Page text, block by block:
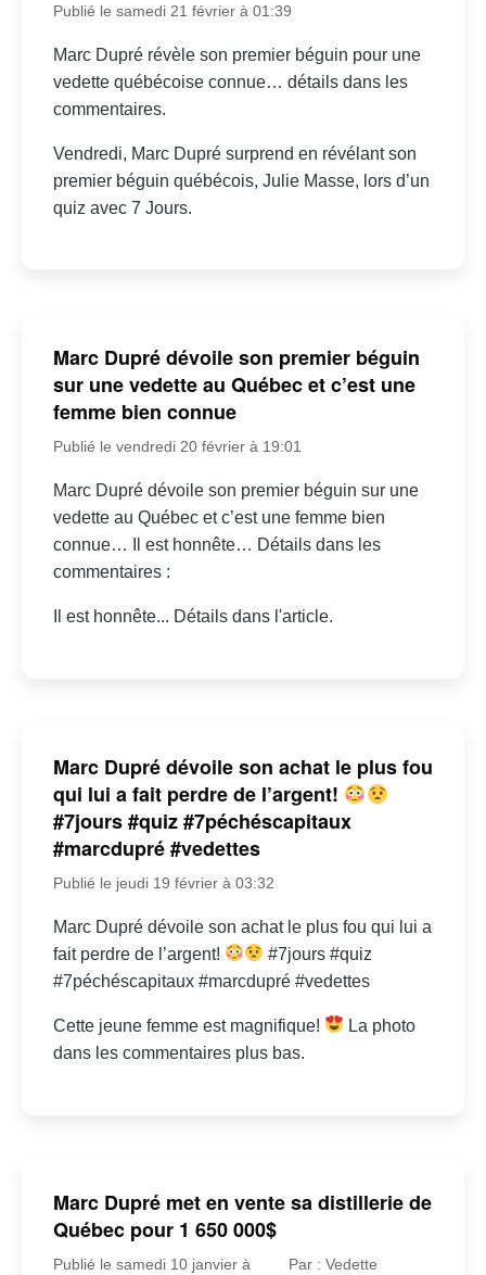
Publié le samedi 21 février à 01:39
Marc Dupré révèle son premier béguin pour une
vedette québécoise connue… détails dans les
commentaires.
Vendredi, Marc Dupré surprend en révélant son
premier béguin québécois, Julie Masse, lors d’un
quiz avec 7 Jours.
Marc Dupré dévoile son premier béguin
sur une vedette au Québec et c’est une
femme bien connue
Publié le vendredi 20 février à 19:01
Marc Dupré dévoile son premier béguin sur une
vedette au Québec et c’est une femme bien
connue… Il est honnête… Détails dans les
commentaires :
Il est honnête... Détails dans l'article.
Marc Dupré dévoile son achat le plus fou
qui lui a fait perdre de l’argent!
#7jours #quiz #7péchéscapitaux
#marcdupré #vedettes
Publié le jeudi 19 février à 03:32
Marc Dupré dévoile son achat le plus fou qui lui a
fait perdre de l’argent!
#7jours #quiz
#7péchéscapitaux #marcdupré #vedettes
Cette jeune femme est magnifique!
La photo
dans les commentaires plus bas.
Marc Dupré met en vente sa distillerie de
Québec pour 1 650 000$
Publié le samedi 10 janvier à
Par : Vedette